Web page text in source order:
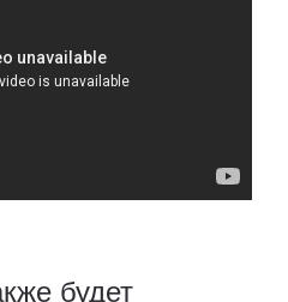
будет